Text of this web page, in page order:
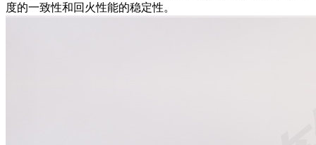
度的一致性和回火性能的稳定性。